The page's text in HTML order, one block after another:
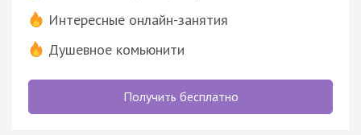
Интересные онлайн-занятия
Душевное комьюнити
Получить бесплатно